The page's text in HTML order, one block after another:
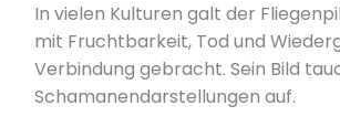
In vielen Kulturen galt der
mit Fruchtbarkeit, Tod und
Verbindung gebracht. Sein Bild
Schamanendarstellungen auf.